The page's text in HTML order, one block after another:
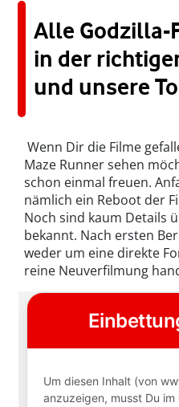
Alle Godzilla-
in der
und unsere
Wenn Dir die Filme
Maze Runner sehen
schon einmal freuen.
nämlich ein Reboot der
Noch sind kaum Details
bekannt. Nach ersten
weder um eine direkte
reine Neuverfilmung